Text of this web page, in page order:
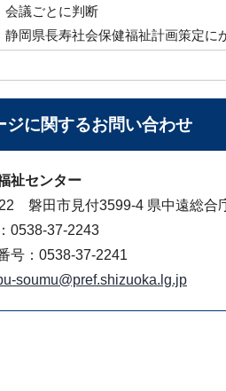
会議ごとに判断
静岡県長寿社会保健福祉計画策定に
ジに関するお問い合わせ
祉センター
磐田市見付3599-4 県中遠総合
0538-37-2243
号：0538-37-2241
soumu@pref.shizuoka.lg.jp